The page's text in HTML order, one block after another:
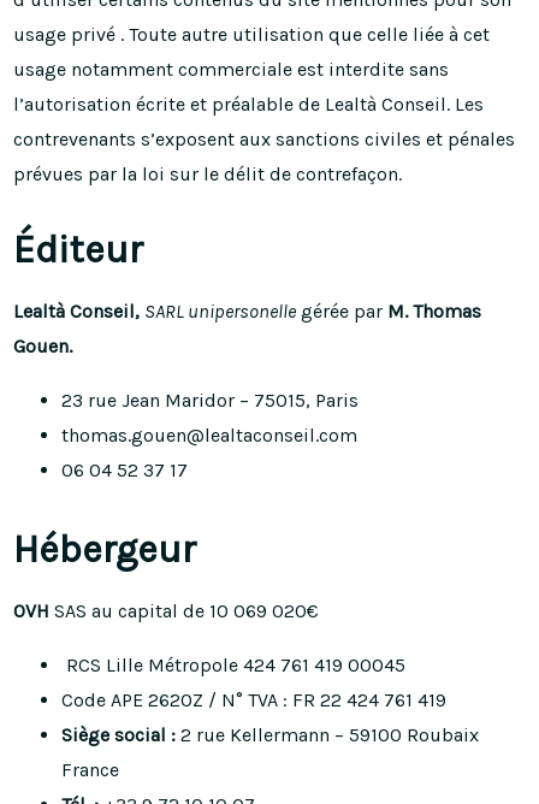
usage privé . Toute autre utilisation que celle liée à cet
usage notamment commerciale est interdite sans
l’autorisation écrite et préalable de Lealtà Conseil. Les
contrevenants s’exposent aux sanctions civiles et pénales
prévues par la loi sur le délit de contrefaçon.
Éditeur
Lealtà Conseil, SARL unipersonelle gérée par M. Thomas
Gouen.
23 rue Jean Maridor – 75015, Paris
thomas.gouen@lealtaconseil.com
06 04 52 37 17
Hébergeur
OVH SAS au capital de 10 069 020€
RCS Lille Métropole 424 761 419 00045
Code APE 2620Z / N° TVA : FR 22 424 761 419
Siège social : 2 rue Kellermann – 59100 Roubaix
France